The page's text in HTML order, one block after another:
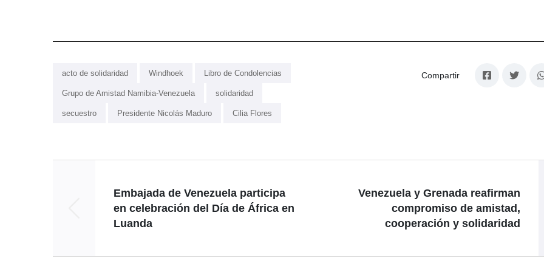
acto de solidaridad Windhoek Libro de Condolencias
Grupo de Amistad Namibia-Venezuela solidaridad
secuestro Presidente Nicolás Maduro Cilia Flores
Compartir
Embajada de Venezuela participa
en celebración del Día de África en
Luanda
Venezuela y Grenada reafirman
compromiso de amistad,
cooperación y solidaridad